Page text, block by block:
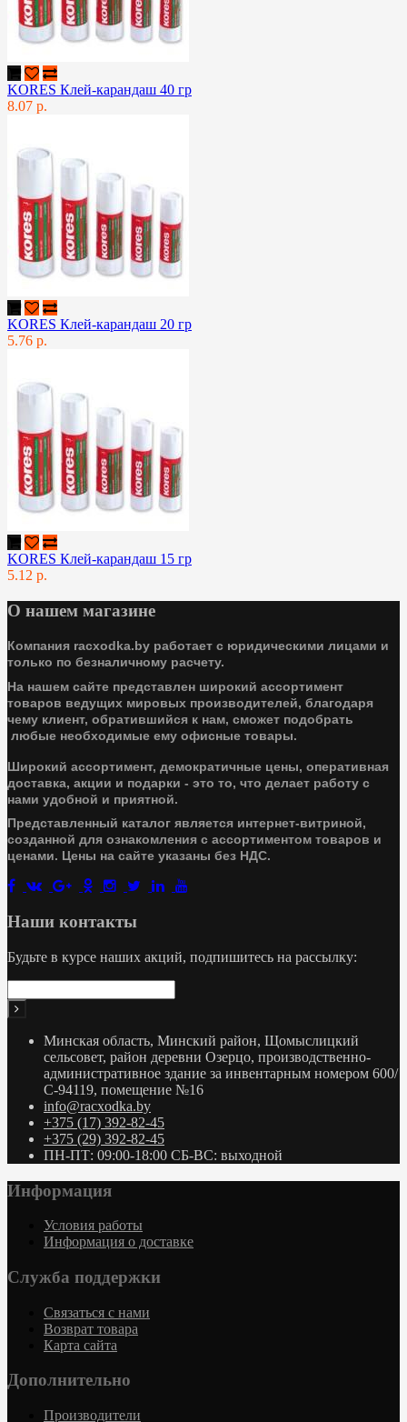
KORES Клей-карандаш 40 гр
8.07 р.
KORES Клей-карандаш 20 гр
5.76 р.
KORES Клей-карандаш 15 гр
5.12 р.
О нашем магазине
Компания racxodka.by работает с юридическими лицами и
только по безналичному расчету.
На нашем сайте представлен широкий ассортимент
товаров ведущих мировых производителей, благодаря
чему клиент, обратившийся к нам, сможет подобрать
любые необходимые ему офисные товары.
Широкий ассортимент, демократичные цены, оперативная
доставка, акции и подарки - это то, что делает работу с
нами удобной и приятной.
Представленный каталог является интернет-витриной,
созданной для ознакомления с ассортиментом товаров и
ценами. Цены на сайте указаны без НДС.
Наши контакты
Будьте в курсе наших акций, подпишитесь на рассылку:
Минская область, Минский район, Щомыслицкий
сельсовет, район деревни Озерцо, производственно-
административное здание за инвентарным номером 600/
С-94119, помещение №16
info@racxodka.by
+375 (17) 392-82-45
+375 (29) 392-82-45
ПН-ПТ: 09:00-18:00 СБ-ВС: выходной
Информация
Условия работы
Информация о доставке
Служба поддержки
Связаться с нами
Возврат товара
Карта сайта
Дополнительно
Производители